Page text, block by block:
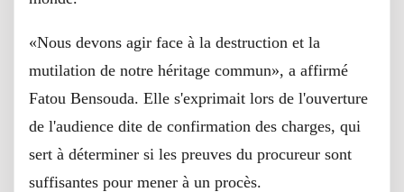
«Nous devons agir face à la destruction et la
mutilation de notre héritage commun», a affirmé
Fatou Bensouda. Elle s'exprimait lors de l'ouverture
de l'audience dite de confirmation des charges, qui
sert à déterminer si les preuves du procureur sont
suffisantes pour mener à un procès.